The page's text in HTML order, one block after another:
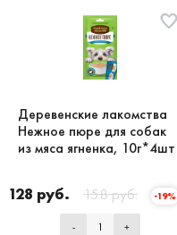
Деревенские лакомства
Нежное пюре для собак
из мяса ягненка, 10г*4шт
128 руб. 158 руб. -19%
- +